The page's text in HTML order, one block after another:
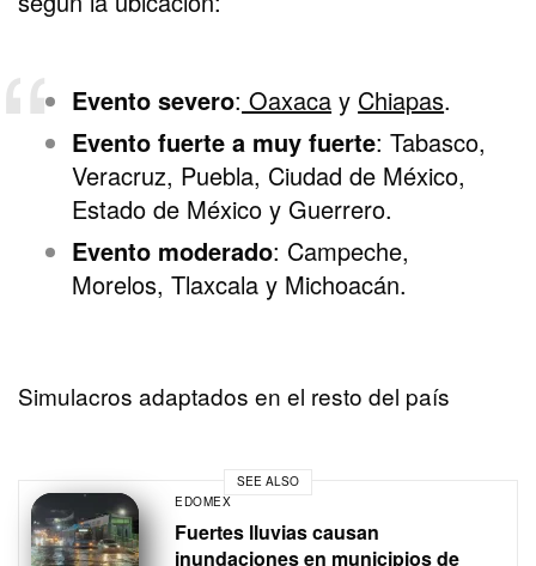
Evento severo: Oaxaca y Chiapas.
Evento fuerte a muy fuerte: Tabasco,
Veracruz, Puebla, Ciudad de México,
Estado de México y Guerrero.
Evento moderado: Campeche,
Morelos, Tlaxcala y Michoacán.
Simulacros adaptados en el resto del país
SEE ALSO
EDOMEX
Fuertes lluvias causan
inundaciones en municipios de